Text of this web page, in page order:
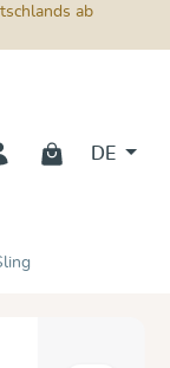
ab
DE